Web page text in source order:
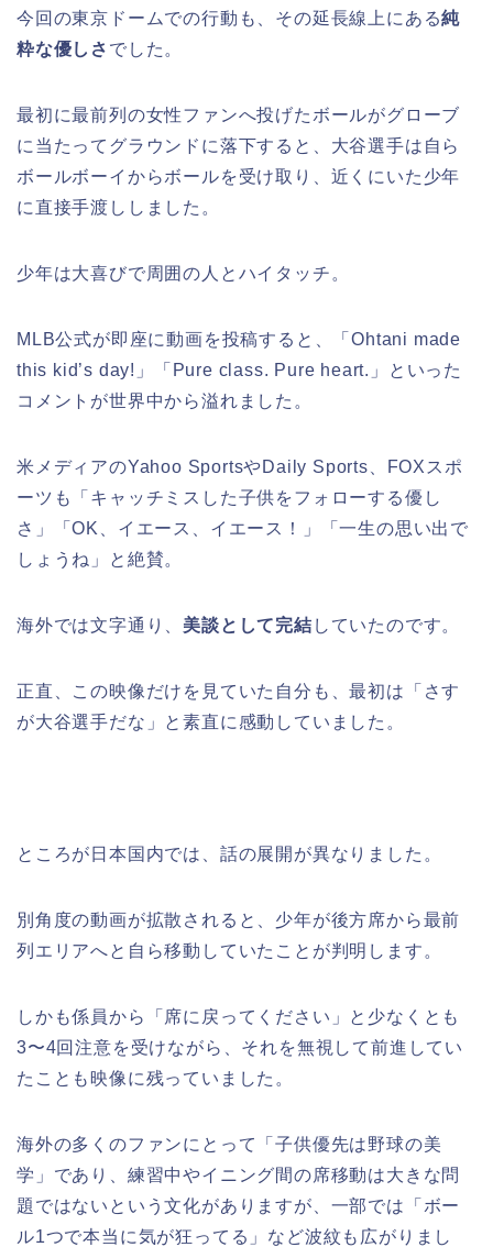
今回の東京ドームでの行動も、その延長線上にある純
粋な優しさ でした。
最初に最前列の女性ファンへ投げたボールがグローブ
に当たってグラウンドに落下すると、大谷選手は自ら
ボールボーイからボールを受け取り、近くにいた少年
に直接手渡ししました。
少年は大喜びで周囲の人とハイタッチ。
MLB公式が即座に動画を投稿すると、「Ohtani made
this kid’s day!」「Pure class. Pure heart.」といった
コメントが世界中から溢れました。
米メディアのYahoo SportsやDaily Sports、FOXスポ
ーツも「キャッチミスした子供をフォローする優し
さ」「OK、イエース、イエース！」「一生の思い出で
しょうね」と絶賛。
海外では文字通り、 美談として完結 していたのです。
正直、この映像だけを見ていた自分も、最初は「さす
が大谷選手だな」と素直に感動していました。
ところが日本国内では、話の展開が異なりました。
別角度の動画が拡散されると、少年が後方席から最前
列エリアへと自ら移動していたことが判明します。
しかも係員から「席に戻ってください」と少なくとも
3〜4回注意を受けながら、それを無視して前進してい
たことも映像に残っていました。
海外の多くのファンにとって「子供優先は野球の美
学」であり、練習中やイニング間の席移動は大きな問
題ではないという文化がありますが、一部では「ボー
ル1つで本当に気が狂ってる」など波紋も広がりまし